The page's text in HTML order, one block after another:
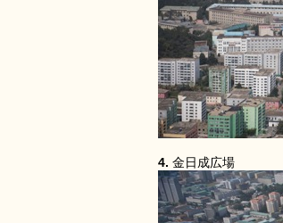
4. 金日成広場